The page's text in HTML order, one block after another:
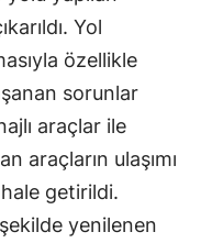
Yol
özellikle
sorunlar
araçlar ile
araçların ulaşımı
getirildi.
yenilenen